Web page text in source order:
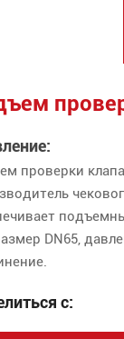
проверки
DN65,
с: